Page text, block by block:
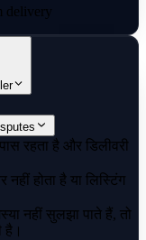
delivery
रहता है और डिलीवरी
होता है या लिस्टिंग
नहीं सुलझा पाते हैं, तो
है।